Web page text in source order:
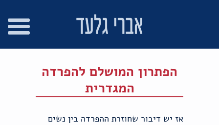
הפתרון המושלם להפרדה
המגדרית
אז יש דיבור שחוזרת ההפרדה בין נשים